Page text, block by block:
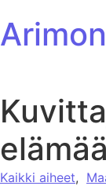
Kaikki aiheet,